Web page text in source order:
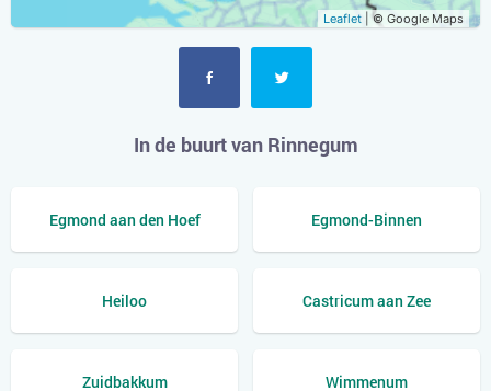
Leaflet | © Google Maps
In de buurt van Rinnegum
Egmond aan den Hoef Egmond-Binnen
Heiloo Castricum aan Zee
Zuidbakkum Wimmenum